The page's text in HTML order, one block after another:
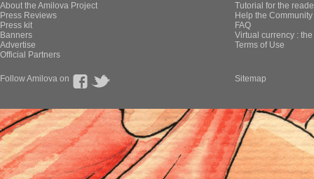
About the Amilova Project
Press Reviews
Press kit
Banners
Advertise
Official Partners
Tutorial for the
Help the
FAQ
Virtual currency :
Terms of Use
Follow Amilova on Sitemap